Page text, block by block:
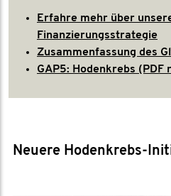
Erfahre mehr über
Finanzierungsstrategie
Zusammenfassung des
GAP5: Hodenkrebs (PDF
Neuere Hodenkrebs-